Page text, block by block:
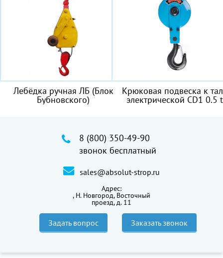
Лебёдка ручная ЛБ (Блок
Бубновского)
Крюковая подвеска к
электрической CD1 0.5 t
8 (800) 350-49-90
звонок бесплатный
sales@absolut-strop.ru
Адрес:
, Н. Новгород, Восточный
проезд, д. 11
Задать вопрос Заказать звонок